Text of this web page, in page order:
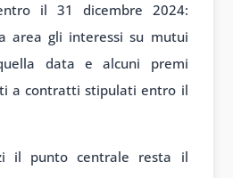
il 31 dicembre 2024:
area gli interessi su mutui
data e alcuni premi
a contratti stipulati entro il
il punto centrale resta il